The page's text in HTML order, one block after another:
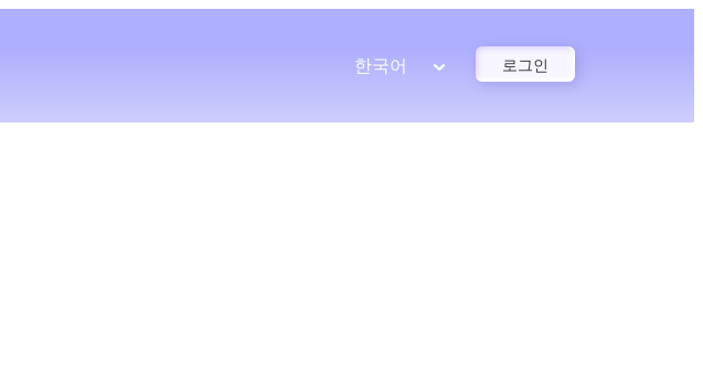
한국어 로그인